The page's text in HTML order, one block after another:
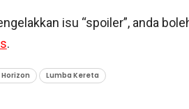
isu “spoiler”, anda
.
Horizon Lumba Kereta